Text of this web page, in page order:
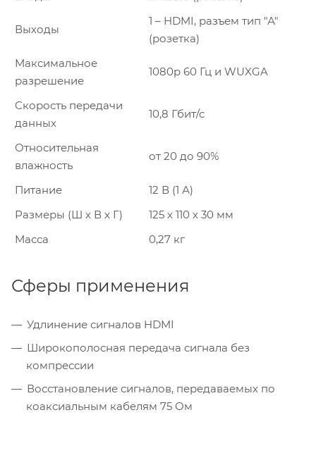
Выходы
1 – HDMI, разъем тип "А"
(розетка)
Максимальное
разрешение
1080p 60 Гц и WUXGA
Скорость передачи
данных
10,8 Гбит/с
Относительная
влажность
от 20 до 90%
Питание
12 В (1 А)
Размеры (Ш х В х Г)
125 х 110 х 30 мм
Масса
0,27 кг
Сферы применения
Удлинение сигналов HDMI
Широкополосная передача сигнала без
компрессии
Восстановление сигналов, передаваемых по
коаксиальным кабелям 75 Ом